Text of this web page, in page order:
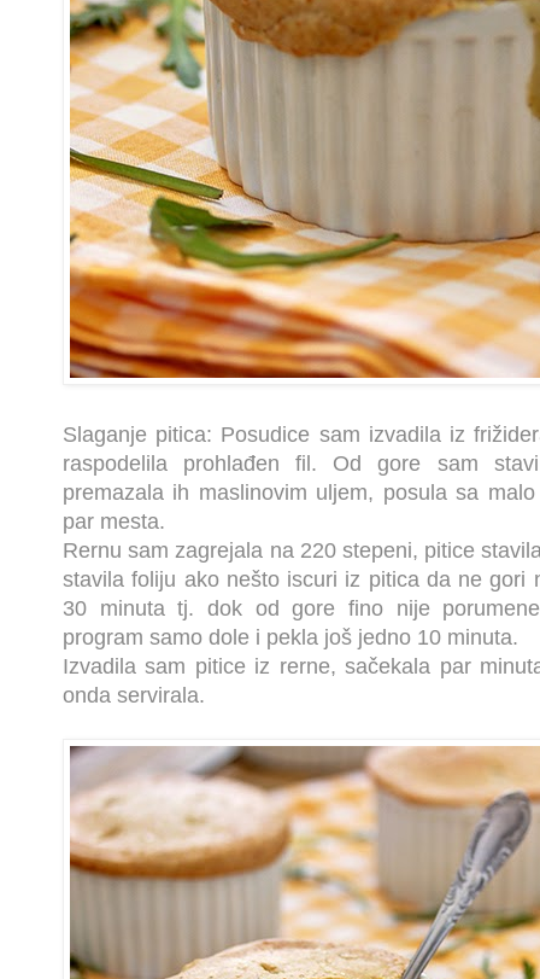
Slaganje pitica: Posudice sam izvadila iz
raspodelila prohlađen fil. Od gore sam
premazala ih maslinovim uljem, posula sa
par mesta.
Rernu sam zagrejala na 220 stepeni, pitice
stavila foliju ako nešto iscuri iz pitica da ne gori
30 minuta tj. dok od gore fino nije
program samo dole i pekla još jedno 10 minuta.
Izvadila sam pitice iz rerne, sačekala par
onda servirala.